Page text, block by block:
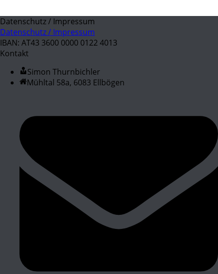
Datenschutz / Impressum
Datenschutz / Impressum
IBAN: AT43 3600 0000 0122 4013
Kontakt
Simon Thurnbichler
Mühltal 58a, 6083 Ellbögen